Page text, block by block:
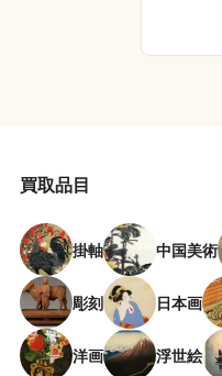
買取品目
掛軸 中国美術
彫刻 日本画
洋画 浮世絵